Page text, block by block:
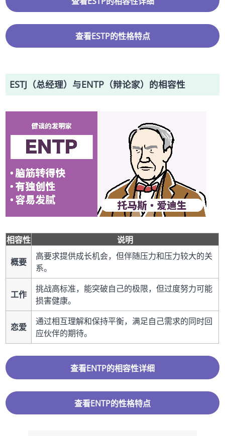
查看ESTP的性格特点
ESTJ（总经理）与ENTP（辩论家）的相容性
相容性
说明
概要
高要求提供成长机会，但伴随压力和压力较大的关
系。
工作
挑战高标准，能突破自己的极限，但过度努力可能
损害健康。
恋爱
通过相互理解和保持平衡，满足自己需求的同时回
应伙伴的期待。
查看ENTP的相容性详细
查看ENTP的性格特点